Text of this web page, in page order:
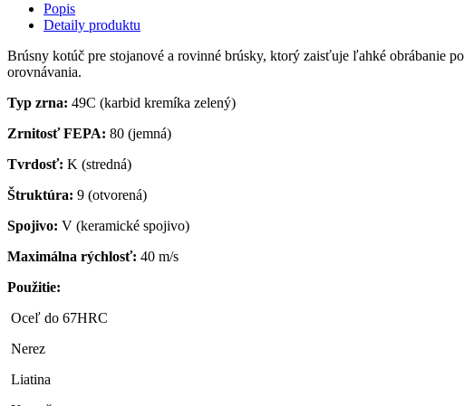
Popis
Detaily produktu
Brúsny kotúč pre stojanové a rovinné brúsky, ktorý zaisťuje ľahké obrábanie
orovnávania.
Typ zrna: 49C (karbid kremíka zelený)
Zrnitosť FEPA: 80 (jemná)
Tvrdosť: K (stredná)
Štruktúra: 9 (otvorená)
Spojivo: V (keramické spojivo)
Maximálna rýchlosť: 40 m/s
Použitie:
Oceľ do 67HRC
Nerez
Liatina